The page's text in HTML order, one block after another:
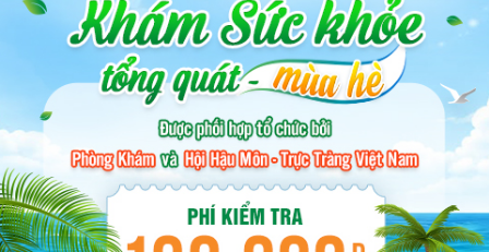
PHỤ KHOA
BỆNH HẬU MÔN
BỆNH XÃ HỘI